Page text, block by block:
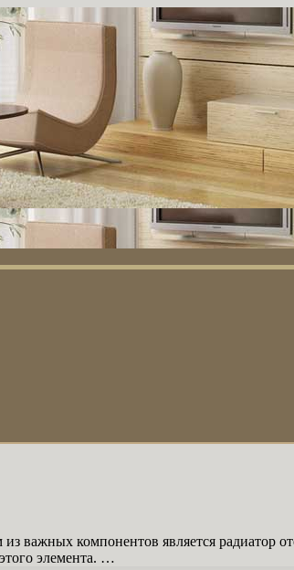
важных компонентов является радиатор
элемента. …